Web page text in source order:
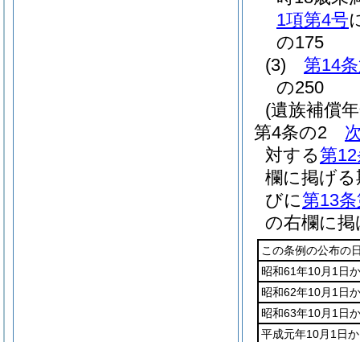
1項第4号
の175
(3)
第14
の250
(遺族補償
第4条の2
対する第
欄に掲げ
びに第13
の右欄に
この条例の公布の
昭和61年10月1日
昭和62年10月1日
昭和63年10月1日
平成元年10月1日